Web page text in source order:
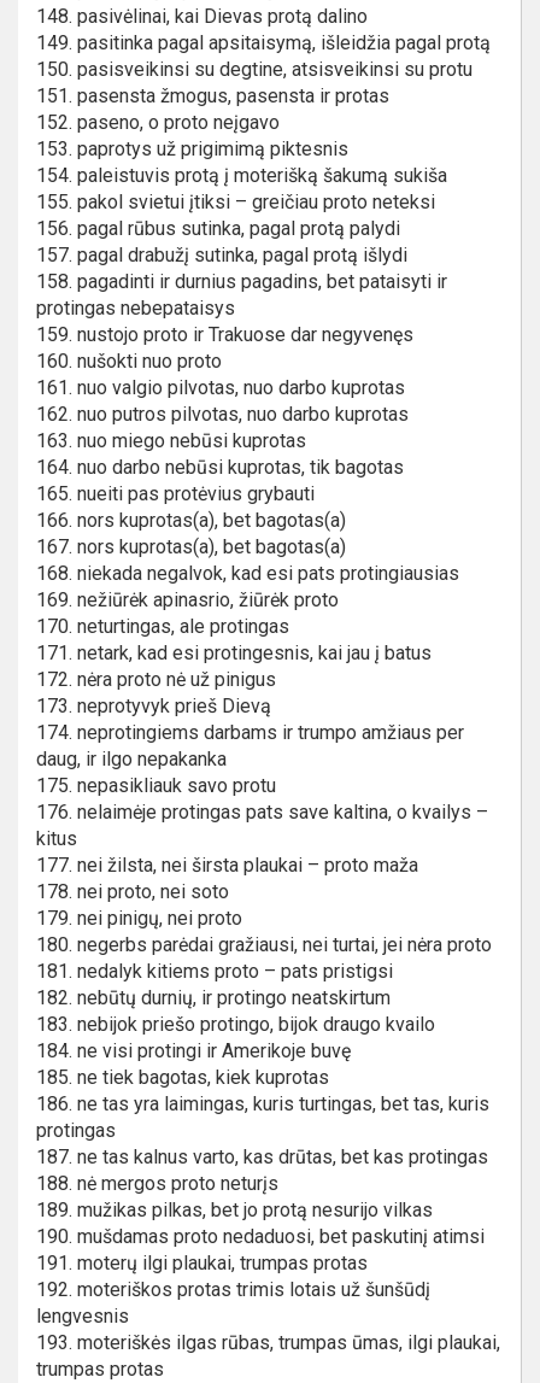
148. pasivėlinai, kai Dievas protą dalino
149. pasitinka pagal apsitaisymą, išleidžia pagal protą
150. pasisveikinsi su degtine, atsisveikinsi su protu
151. pasensta žmogus, pasensta ir protas
152. paseno, o proto neįgavo
153. paprotys už prigimimą piktesnis
154. paleistuvis protą į moterišką šakumą sukiša
155. pakol svietui įtiksi – greičiau proto neteksi
156. pagal rūbus sutinka, pagal protą palydi
157. pagal drabužį sutinka, pagal protą išlydi
158. pagadinti ir durnius pagadins, bet pataisyti ir
protingas nebepataisys
159. nustojo proto ir Trakuose dar negyvenęs
160. nušokti nuo proto
161. nuo valgio pilvotas, nuo darbo kuprotas
162. nuo putros pilvotas, nuo darbo kuprotas
163. nuo miego nebūsi kuprotas
164. nuo darbo nebūsi kuprotas, tik bagotas
165. nueiti pas protėvius grybauti
166. nors kuprotas(a), bet bagotas(a)
167. nors kuprotas(a), bet bagotas(a)
168. niekada negalvok, kad esi pats protingiausias
169. nežiūrėk apinasrio, žiūrėk proto
170. neturtingas, ale protingas
171. netark, kad esi protingesnis, kai jau į batus
172. nėra proto nė už pinigus
173. neprotyvyk prieš Dievą
174. neprotingiems darbams ir trumpo amžiaus per
daug, ir ilgo nepakanka
175. nepasikliauk savo protu
176. nelaimėje protingas pats save kaltina, o kvailys –
kitus
177. nei žilsta, nei širsta plaukai – proto maža
178. nei proto, nei soto
179. nei pinigų, nei proto
180. negerbs parėdai gražiausi, nei turtai, jei nėra proto
181. nedalyk kitiems proto – pats pristigsi
182. nebūtų durnių, ir protingo neatskirtum
183. nebijok priešo protingo, bijok draugo kvailo
184. ne visi protingi ir Amerikoje buvę
185. ne tiek bagotas, kiek kuprotas
186. ne tas yra laimingas, kuris turtingas, bet tas, kuris
protingas
187. ne tas kalnus varto, kas drūtas, bet kas protingas
188. nė mergos proto neturįs
189. mužikas pilkas, bet jo protą nesurijo vilkas
190. mušdamas proto nedaduosi, bet paskutinį atimsi
191. moterų ilgi plaukai, trumpas protas
192. moteriškos protas trimis lotais už šunšūdį
lengvesnis
193. moteriškės ilgas rūbas, trumpas ūmas, ilgi plaukai,
trumpas protas